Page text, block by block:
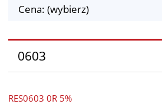
Cena: (wybierz)
0603
RES0603 0R 5%